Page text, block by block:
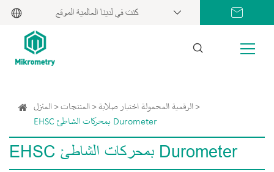
كنت في لدينا العالمية الموقع
المنزل المنتجات
الرقمية المحمولة اختبار صلابة
EHSC بمحركات الشاطئ Durometer
EHSC بمحركات الشاطئ Durometer